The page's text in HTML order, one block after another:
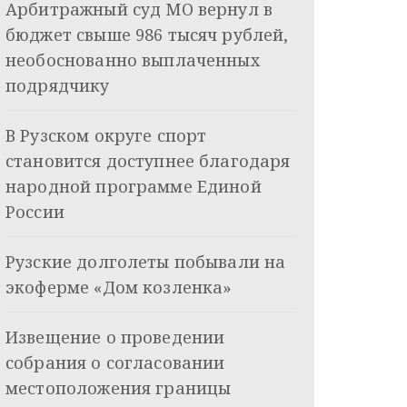
Арбитражный суд МО вернул в
бюджет свыше 986 тысяч рублей,
необоснованно выплаченных
подрядчику
В Рузском округе спорт
становится доступнее благодаря
народной программе Единой
России
Рузские долголеты побывали на
экоферме «Дом козленка»
Извещение о проведении
собрания о согласовании
местоположения границы